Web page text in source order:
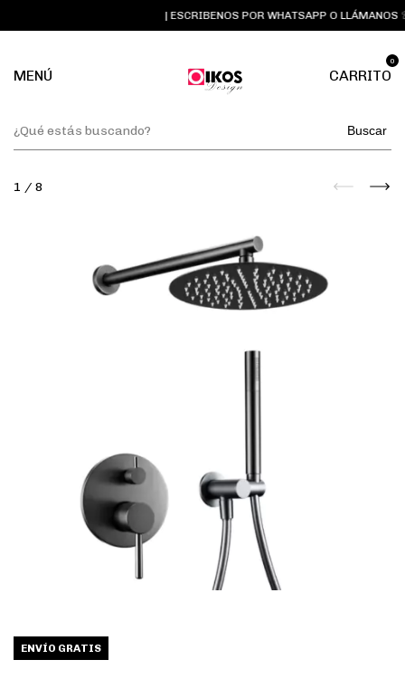
| ESCRIBENOS POR WHATSAPP O
MENÚ CARRITO
0
Buscar
1 / 8
ENVÍO GRATIS